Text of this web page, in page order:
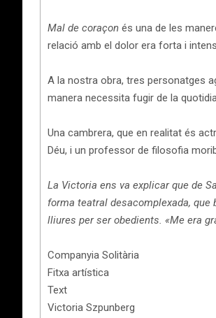
Mal de coraçon és una de les
relació amb el dolor era forta i
A la nostra obra, tres personatges
manera necessita fugir de la
Una cambrera, que en realitat és
Déu, i un professor de filosofia
La Victoria ens va explicar que de
forma teatral desacomplexada,
lliures per ser obedients. «Me era
Companyia Solitària
Fitxa artística
Text
Victoria Szpunberg